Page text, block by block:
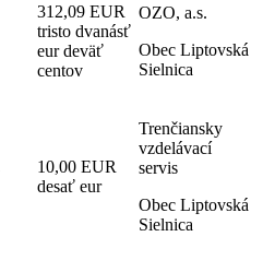
312,09 EUR
tristo dvanásť
eur deväť
centov
OZO, a.s.
Obec Liptovská
Sielnica
10,00 EUR
desať eur
Trenčiansky
vzdelávací
servis
Obec Liptovská
Sielnica